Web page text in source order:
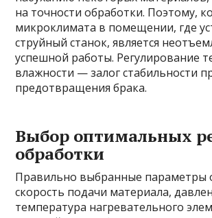
на точности обработки. Поэтому,
микроклимата в помещении, где
струйный станок, является
успешной работы. Регулирование
влажности — залог стабильности
предотвращения брака.
Выбор оптимальных
обработки
Правильно выбранные параметры
скорость подачи материала,
температура нагревательного